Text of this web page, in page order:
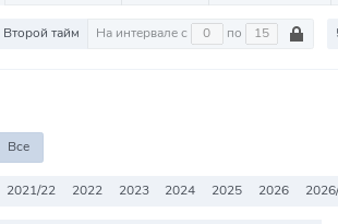
Второй тайм На интервале с по
Все
2021/22 2022 2023 2024 2025 2026